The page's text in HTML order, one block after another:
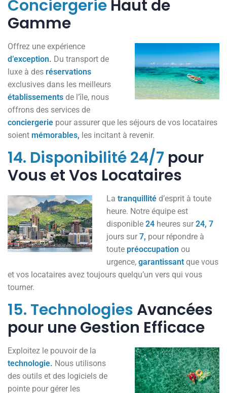
Conciergerie Haut de
Gamme
Offrez une expérience
d’exception. Du transport de
luxe à des réservations
exclusives dans les meilleurs
établissements de l’île, nous
offrons des services de
conciergerie pour assurer que les séjours de vos locataires
soient mémorables, les incitant à revenir.
14. Disponibilité24/7 pour
Vous et Vos Locataires
Latranquillité d’esprit à toute
heure. Notre équipe est
disponible24 heures sur24, 7
jours sur7, pour répondre à
toute préoccupation ou
urgence,garantissant que vous
et vos locataires avez toujours quelqu’un vers qui vous
tourner.
15. Technologies Avancées
pour une Gestion Efficace
Exploitez le pouvoir de la
technologie. Nous utilisons
des outils et des logiciels de
pointe pour gérer les